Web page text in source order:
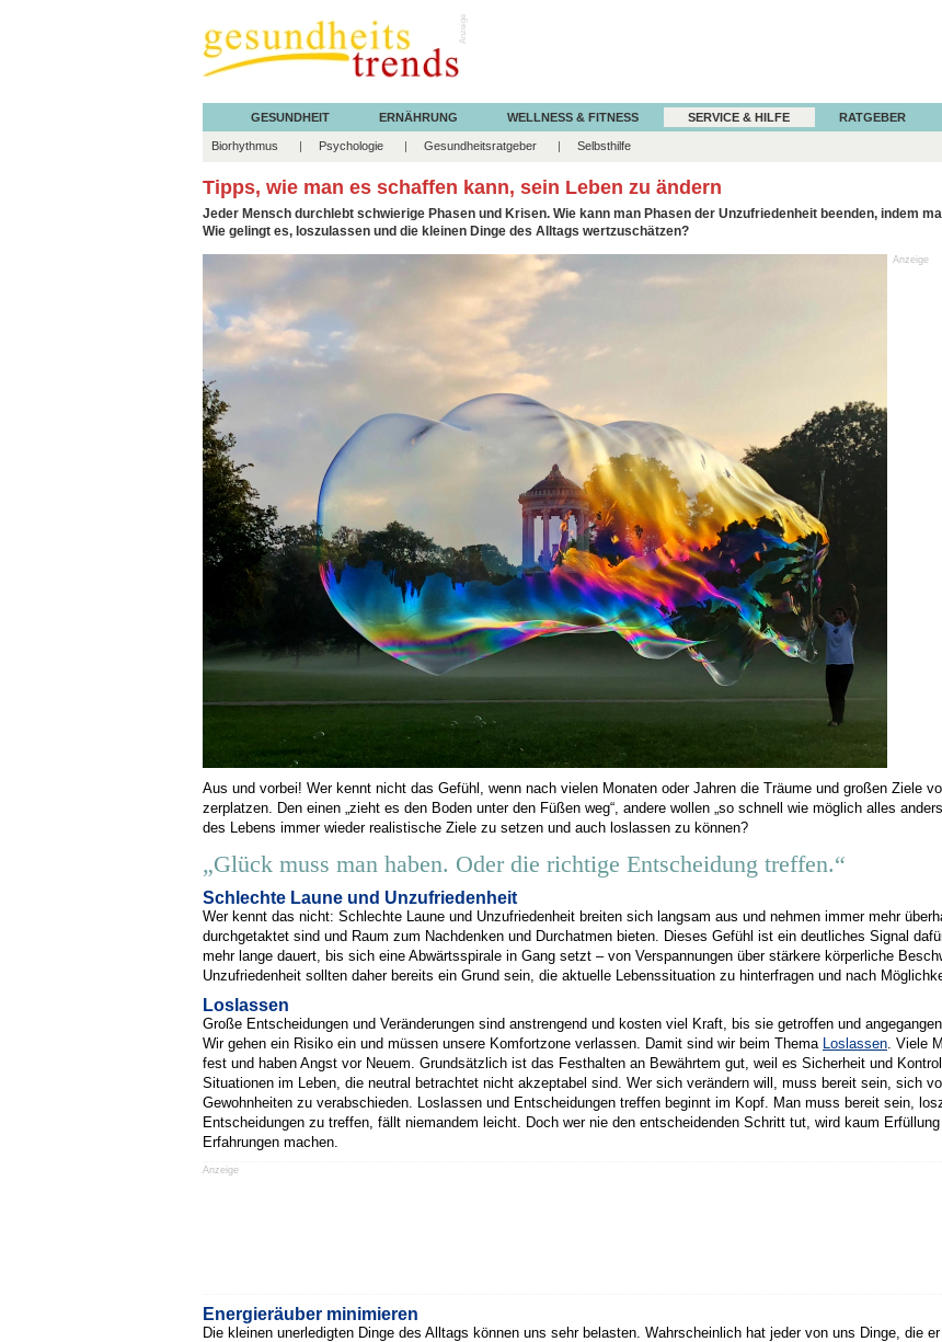
Anzeige
GESUNDHEIT ERNÄHRUNG WELLNESS & FITNESS SERVICE & HILFE RATGEBER
Biorhythmus Psychologie Gesundheitsratgeber Selbsthilfe
Tipps, wie man es schaffen kann, sein Leben zu ändern
Jeder Mensch durchlebt schwierige Phasen und Krisen. Wie kann man Phasen der Unzufriedenheit beenden, indem
Wie gelingt es, loszulassen und die kleinen Dinge des Alltags wertzuschätzen?
Anzeige
Aus und vorbei! Wer kennt nicht das Gefühl, wenn nach vielen Monaten oder Jahren die Träume und großen Ziele
zerplatzen. Den einen „zieht es den Boden unter den Füßen weg“, andere wollen „so schnell wie möglich alles
des Lebens immer wieder realistische Ziele zu setzen und auch loslassen zu können?
„Glück muss man haben. Oder die richtige Entscheidung treffen.“
Schlechte Laune und Unzufriedenheit
Wer kennt das nicht: Schlechte Laune und Unzufriedenheit breiten sich langsam aus und nehmen immer mehr
durchgetaktet sind und Raum zum Nachdenken und Durchatmen bieten. Dieses Gefühl ist ein deutliches Signal
mehr lange dauert, bis sich eine Abwärtsspirale in Gang setzt – von Verspannungen über stärkere körperliche
Unzufriedenheit sollten daher bereits ein Grund sein, die aktuelle Lebenssituation zu hinterfragen und nach
Loslassen
Große Entscheidungen und Veränderungen sind anstrengend und kosten viel Kraft, bis sie getroffen und
Wir gehen ein Risiko ein und müssen unsere Komfortzone verlassen. Damit sind wir beim Thema Loslassen. Viele
fest und haben Angst vor Neuem. Grundsätzlich ist das Festhalten an Bewährtem gut, weil es Sicherheit und
Situationen im Leben, die neutral betrachtet nicht akzeptabel sind. Wer sich verändern will, muss bereit sein, sich
Gewohnheiten zu verabschieden. Loslassen und Entscheidungen treffen beginnt im Kopf. Man muss bereit sein,
Entscheidungen zu treffen, fällt niemandem leicht. Doch wer nie den entscheidenden Schritt tut, wird kaum
Erfahrungen machen.
Anzeige
Energieräuber minimieren
Die kleinen unerledigten Dinge des Alltags können uns sehr belasten. Wahrscheinlich hat jeder von uns Dinge, die